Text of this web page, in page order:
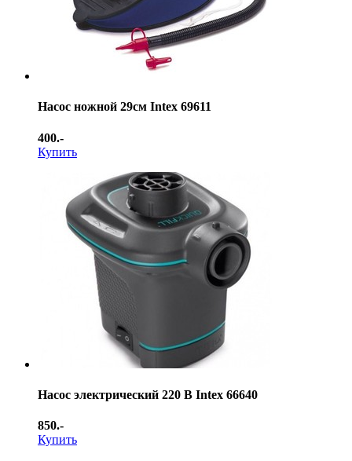
Насос ножной 29см Intex 69611
400.-
Купить
Насос электрический 220 В Intex 66640
850.-
Купить